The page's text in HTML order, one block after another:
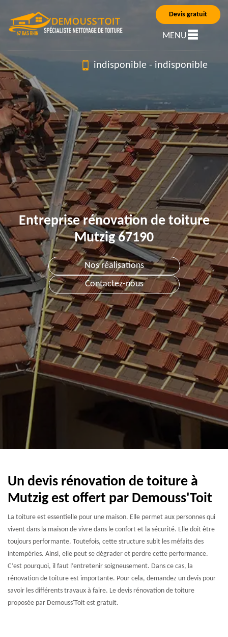
Devis gratuit
MENU
indisponible - indisponible
Entreprise rénovation de toiture
Mutzig 67190
Nos réalisations
Contactez-nous
Un devis rénovation de toiture à
Mutzig est offert par Demouss'Toit
La toiture est essentielle pour une maison. Elle permet aux personnes qui
vivent dans la maison de vivre dans le confort et la sécurité. Elle doit être
toujours performante. Toutefois, cette structure subit les méfaits des
intempéries. Ainsi, elle peut se dégrader et perdre cette performance.
C’est pourquoi, il faut l’entretenir soigneusement. Dans ce cas, la
rénovation de toiture est importante. Pour cela, demandez un devis pour
savoir les différents travaux à faire. Le devis rénovation de toiture
proposée par Demouss'Toit est gratuit.